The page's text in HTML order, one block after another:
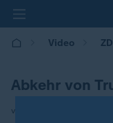
Video
Abkehr von
von Elmar Theveßen |